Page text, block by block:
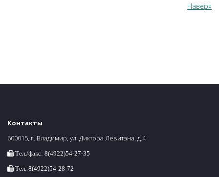
Наверх
Контакты
600015, г. Владимир, ул. Диктора Левитана, д.4
Тел./факс: 8(4922)54-27-35
Тел: 8(4922)54-28-72